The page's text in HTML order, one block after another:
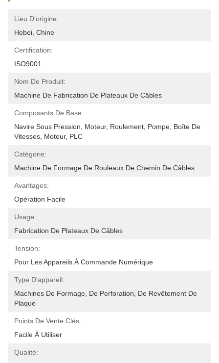
Lieu D'origine:
Hebei, Chine
Certification:
ISO9001
Nom De Produit:
Machine De Fabrication De Plateaux De Câbles
Composants De Base:
Navire Sous Pression, Moteur, Roulement, Pompe, Boîte De
Vitesses, Moteur, PLC
Catégorie:
Machine De Formage De Rouleaux De Chemin De Câbles
Avantages:
Opération Facile
Usage:
Fabrication De Plateaux De Câbles
Tension:
Pour Les Appareils À Commande Numérique
Type D'appareil:
Machines De Formage, De Perforation, De Revêtement De
Plaque
Points De Vente Clés:
Facile À Utiliser
Qualité: